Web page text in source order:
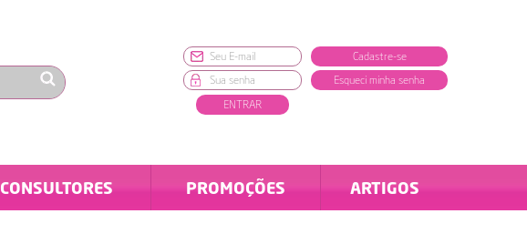
Cadastre-se
Esqueci minha senha
ENTRAR
CONSULTORES PROMOÇÕES ARTIGOS